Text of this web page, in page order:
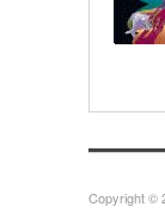
Copyright ©